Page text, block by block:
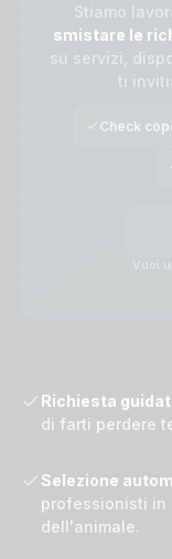
Stiamo
smistare le
su servizi,
ti
Check
Vuoi
Richiesta
di farti perdere
Selezione
professionisti in
dell'animale.